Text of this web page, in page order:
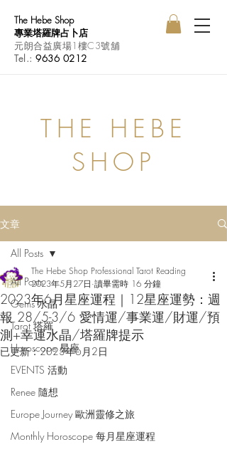
The Hebe Shop
專業塔羅牌占卜店
元朗合益廣場1樓C3號舖
Tel.:9636 0212
THE HEBE
SHOP
文章
All Posts
Gems 水晶
Tarot 塔羅
Horoscope 星座
EVENTS 活動
Renee 隨想
Europe Journey 歐洲靈修之旅
Monthly Horoscope 每月星座運程
All Posts
2023年6月星座運程｜12星座運勢：週
報 28/5-3/6 愛情運/事業運/財運/預
測+幸運水晶/塔羅牌提示
The Hebe Shop Professional Tarot Reading
2023年5月27日 讀畢需時 16 分鐘
已更新：2023年6月2日